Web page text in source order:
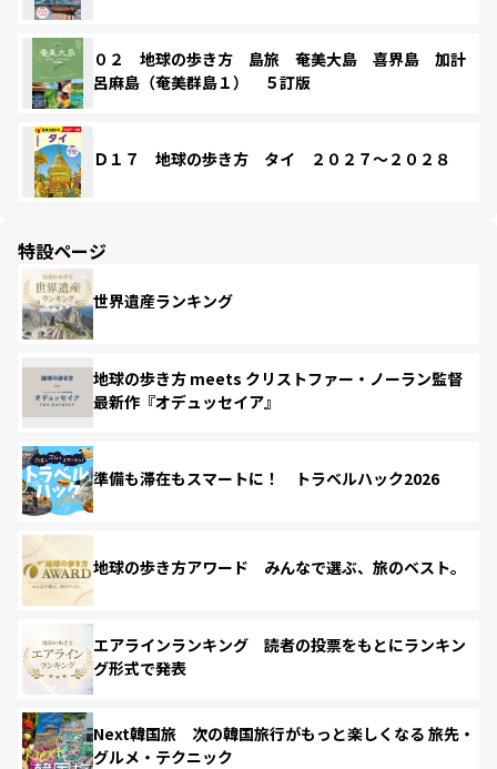
０２ 地球の歩き方 島旅 奄美大島 喜界島 加計
呂麻島（奄美群島１） ５訂版
Ｄ１７ 地球の歩き方 タイ ２０２７～２０２８
特設ページ
世界遺産ランキング
地球の歩き方 meets クリストファー・ノーラン監督
最新作『オデュッセイア』
準備も滞在もスマートに！ トラベルハック2026
地球の歩き方アワード みんなで選ぶ、旅のベスト。
エアラインランキング 読者の投票をもとにランキン
グ形式で発表
Next韓国旅 次の韓国旅行がもっと楽しくなる 旅先・
グルメ・テクニック